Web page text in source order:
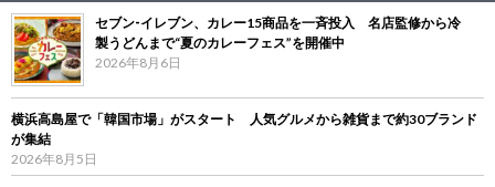
セブン‐イレブン、カレー15商品を一斉投入 名店監修から冷
製うどんまで“夏のカレーフェス”を開催中
2026年8月6日
横浜高島屋で「韓国市場」がスタート 人気グルメから雑貨まで約30ブランド
が集結
2026年8月5日